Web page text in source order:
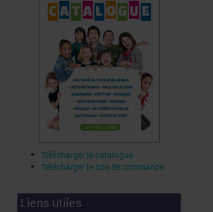
Télécharger le catalogue
Télécharger le bon de commande
Liens utiles